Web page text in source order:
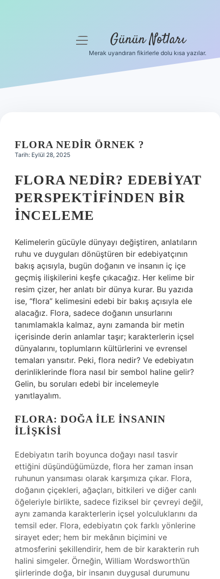
Hakkımızda
menüyü
Günün Notları
Merak uyandıran fikirlerle dolu kısa yazılar.
FLORA NEDIR ÖRNEK ?
Tarih: Eylül 28, 2025
FLORA NEDIR? EDEBIYAT
PERSPEKTIFINDEN BIR
İNCELEME
Kelimelerin gücüyle dünyayı değiştiren, anlatıların
ruhu ve duyguları dönüştüren bir edebiyatçının
bakış açısıyla, bugün doğanın ve insanın iç içe
geçmiş ilişkilerini keşfe çıkacağız. Her kelime bir
resim çizer, her anlatı bir dünya kurar. Bu yazıda
ise, “flora” kelimesini edebi bir bakış açısıyla ele
alacağız. Flora, sadece doğanın unsurlarını
tanımlamakla kalmaz, aynı zamanda bir metin
içerisinde derin anlamlar taşır; karakterlerin içsel
dünyalarını, toplumların kültürlerini ve evrensel
temaları yansıtır. Peki, flora nedir? Ve edebiyatın
derinliklerinde flora nasıl bir sembol haline gelir?
Gelin, bu soruları edebi bir incelemeyle
yanıtlayalım.
FLORA: DOĞA ILE İNSANIN
İLIŞKISI
Edebiyatın tarih boyunca doğayı nasıl tasvir
ettiğini düşündüğümüzde, flora her zaman insan
ruhunun yansıması olarak karşımıza çıkar. Flora,
doğanın çiçekleri, ağaçları, bitkileri ve diğer canlı
öğeleriyle birlikte, sadece fiziksel bir çevreyi değil,
aynı zamanda karakterlerin içsel yolculuklarını da
temsil eder. Flora, edebiyatın çok farklı yönlerine
sirayet eder; hem bir mekânın biçimini ve
atmosferini şekillendirir, hem de bir karakterin ruh
halini simgeler. Örneğin, William Wordsworth’ün
şiirlerinde doğa, bir insanın duygusal durumunu